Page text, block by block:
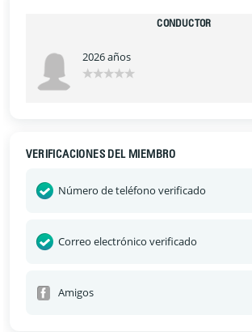
CONDUCTOR
2026 años
VERIFICACIONES DEL MIEMBRO
Número de teléfono verificado
Correo electrónico verificado
Amigos